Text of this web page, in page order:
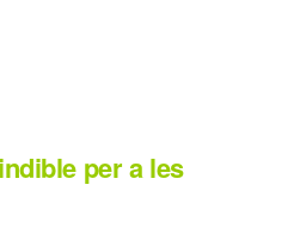
per a les